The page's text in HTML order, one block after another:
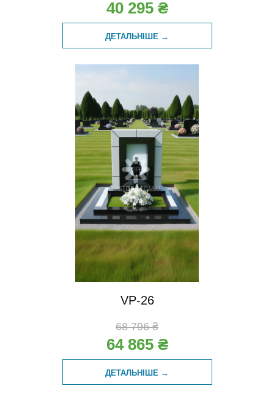
40 295 ₴
ДЕТАЛЬНІШЕ →
VP-26
68 796 ₴
64 865 ₴
ДЕТАЛЬНІШЕ →